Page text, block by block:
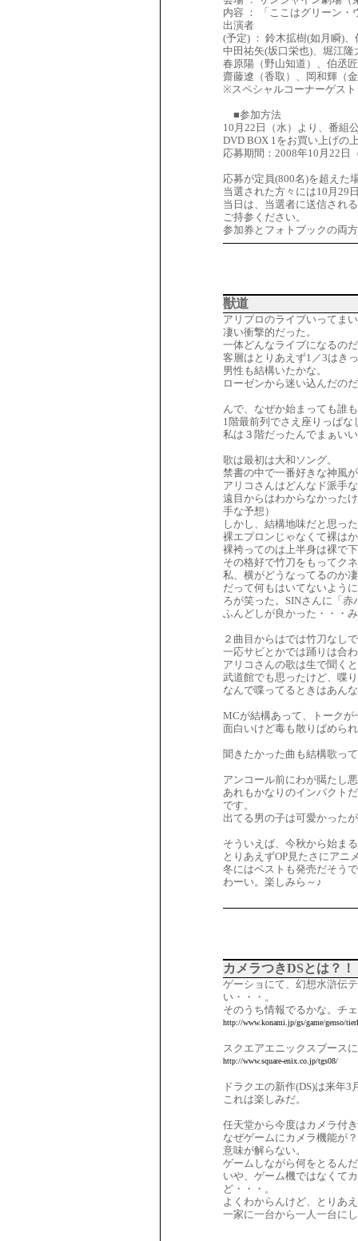
内容 ： 「ここはグリーン
出演者
(予定) ： 鈴木拡樹(如月瞬)
中田祐矢(坂口栄也)、堀江
春原陽（野山知道）、伯丞
齋藤遼（香取）、岡和輝（
※スペシャルコーナーゲス
■参加方法
10月22日（水）より、番組
DVD BOX 1をお買い上げの
応募期間：2008年10月22日
応募が定員(800名)を超えた
当選された方々には10月29
当日は、当選者に送信され
ご持参ください。
参加券とフォトブックの両
獣道
アリプロのライブいってま
凄い衝撃的だった。
一体どんなライブになるの
客層はとりあえず1／3はき
男性も結構いたかな。
ローゼンから迷い込んだの
んで、なぜか始まっても誰
1階最前列でさえ座りっぱ
私は３階だったんでまぁい
歌は最初は大和ソング。
禁書の中で一番好きな神風
アリコさんはどんなド派手
遠目からはわからなかった
手な予想）
しかし、結構地味だと思っ
裸エプロンじゃなくて裸は
裸袴ってのは上半身は裸で
その格好で竹刀をもってク
私、横がどうなってるのか
だって何もはいてないよう
ろが笑った。SINさんに「
ふんどしが良かった・・・
２曲目からはでは竹刀なし
一応サビとかでは踊りは合
アリコさんの歌は生で聞く
武道館でも思ったけど、喋
なんで喋ってるときはあん
MCが結構あって、トーク
面白いけど毒も散りばめら
聞きたかった曲も結構歌っ
アンコール前にわが臈たし
あれもかなりのインパクト
です。
出てる男の子は可愛かった
そういえば、今秋から始ま
とりあえずOP見たさにアニ
冬にはベストも発売だそう
わーい。楽しみら～♪
カメラつきDSとは？！
ゲーショにて、幻想水滸伝
い・・・。
そのうち情報でるかな。チ
http://www.konami.jp/gs/game/genso/
スクエアエニックスブース
http://www.square-enix.co.jp/tgs08/
ドラクエの新作(DS)は来年3
これは楽しみだ。
任天堂から今度はカメラ付
なぜゲームにカメラ機能が？
意味が解らない。
ゲームしながら何をとるん
いや、ゲーム機ではなくて
ど・・・。
よくわからんけど、とりあ
一家に一台から一人一台に